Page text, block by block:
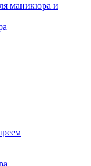
маникюра и